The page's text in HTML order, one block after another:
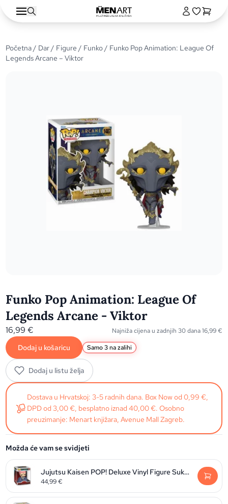
Početna/ Dar/ Figure / Funko/ Funko Pop Animation: League Of
Legends Arcane – Viktor
Funko Pop Animation: League Of
Legends Arcane - Viktor
16,99€ Najniža cijena u zadnjih 30 dana16,99€
Dodaj u košaricu Samo 3 na zalihi
Dodaj u listu želja
Dostava u Hrvatskoj: 3-5 radnih dana. Box Now od 0,99 €,
DPD od 3,00 €, besplatno iznad 40,00 €. Osobno
preuzimanje: Menart knjižara, Avenue Mall Zagreb.
Možda će vam se svidjeti
Jujutsu Kaisen POP! Deluxe Vinyl Figure Sukuna 9 cm
44,99€